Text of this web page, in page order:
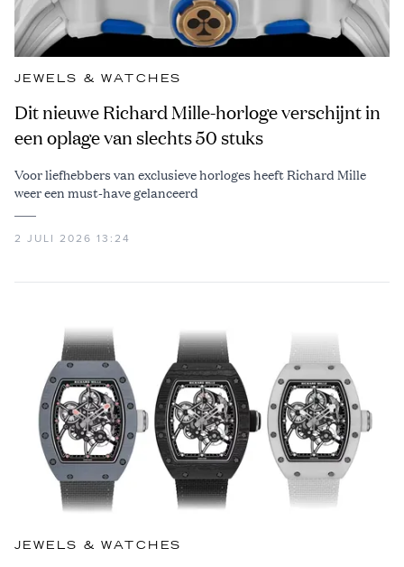
JEWELS & WATCHES
Dit nieuwe Richard Mille-horloge verschijnt in
een oplage van slechts 50 stuks
Voor liefhebbers van exclusieve horloges heeft Richard Mille
weer een must-have gelanceerd
2 JULI 2026 13:24
JEWELS & WATCHES